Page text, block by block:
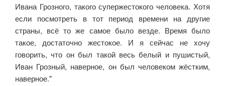
Ивана Грозного, такого супержестокого человека. Хотя
если посмотреть в тот период времени на другие
страны, всё то же самое было везде. Время было
такое, достаточно жестокое. И я сейчас не хочу
говорить, что он был такой весь белый и пушистый,
Иван Грозный, наверное, он был человеком жёстким,
наверное."